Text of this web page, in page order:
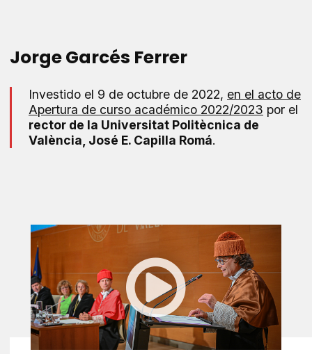
Jorge Garcés Ferrer
Investido el 9 de octubre de 2022, en el acto de
Apertura de curso académico 2022/2023 por el
rector de la Universitat Politècnica de
València, José E. Capilla Romá.